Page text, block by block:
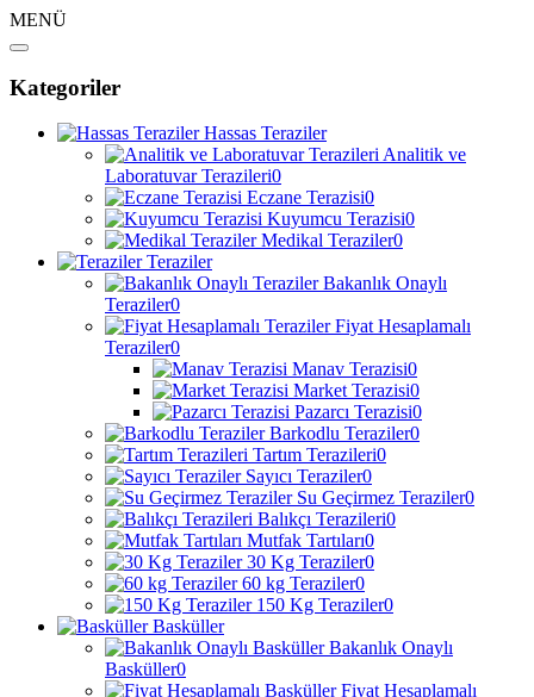
MENÜ
Kategoriler
Hassas Teraziler
Analitik ve
Laboratuvar Terazileri0
Eczane Terazisi0
Kuyumcu Terazisi0
Medikal Teraziler0
Teraziler
Bakanlık Onaylı
Teraziler0
Fiyat Hesaplamalı
Teraziler0
Manav Terazisi0
Market Terazisi0
Pazarcı Terazisi0
Barkodlu Teraziler0
Tartım Terazileri0
Sayıcı Teraziler0
Su Geçirmez Teraziler0
Balıkçı Terazileri0
Mutfak Tartıları0
30 Kg Teraziler0
60 kg Teraziler0
150 Kg Teraziler0
Basküller
Bakanlık Onaylı
Basküller0
Fiyat Hesaplamalı